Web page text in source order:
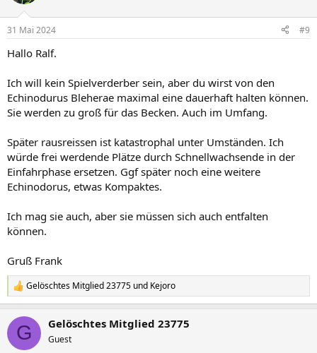
31 Mai 2024 #9
Hallo Ralf.
Ich will kein Spielverderber sein, aber du wirst von den
Echinodurus Bleherae maximal eine dauerhaft halten können.
Sie werden zu groß für das Becken. Auch im Umfang.
Später rausreissen ist katastrophal unter Umständen. Ich
würde frei werdende Plätze durch Schnellwachsende in der
Einfahrphase ersetzen. Ggf später noch eine weitere
Echinodorus, etwas Kompaktes.
Ich mag sie auch, aber sie müssen sich auch entfalten
können.
Gruß Frank
R
e
k
i
Gelöschtes Mitglied 23775 und Kejoro
G Gelöschtes Mitglied 23775
Guest